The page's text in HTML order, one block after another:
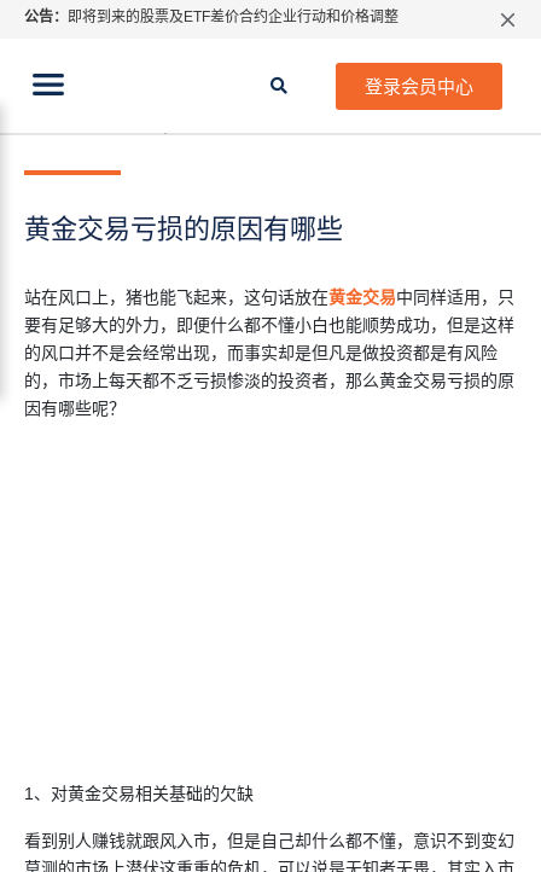
公告： 即将到来的股票及ETF差价合约企业行动和价格调整
登录会员中心
当前位置: 黄金交易亏损的原因有哪些
黄金交易亏损的原因有哪些
站在风口上，猪也能飞起来，这句话放在黄金交易中同样适用，只
要有足够大的外力，即便什么都不懂小白也能顺势成功，但是这样
的风口并不是会经常出现，而事实却是但凡是做投资都是有风险
的，市场上每天都不乏亏损惨淡的投资者，那么黄金交易亏损的原
因有哪些呢？
1、对黄金交易相关基础的欠缺
看到别人赚钱就跟风入市，但是自己却什么都不懂，意识不到变幻
莫测的市场上潜伏这重重的危机，可以说是无知者无畏，其实入市